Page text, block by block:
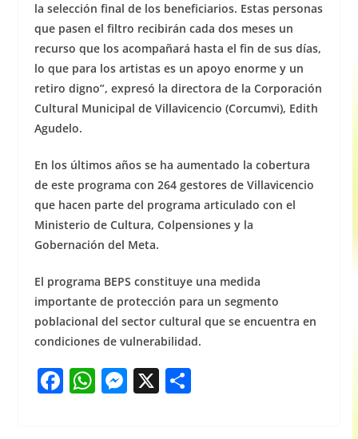
la selección final de los beneficiarios. Estas personas
que pasen el filtro recibirán cada dos meses un
recurso que los acompañará hasta el fin de sus días,
lo que para los artistas es un apoyo enorme y un
retiro digno”, expresó la directora de la Corporación
Cultural Municipal de Villavicencio (Corcumvi), Edith
Agudelo.
En los últimos años se ha aumentado la cobertura
de este programa con 264 gestores de Villavicencio
que hacen parte del programa articulado con el
Ministerio de Cultura, Colpensiones y la
Gobernación del Meta.
El programa BEPS constituye una medida
importante de protección para un segmento
poblacional del sector cultural que se encuentra en
condiciones de vulnerabilidad.
F W M X S